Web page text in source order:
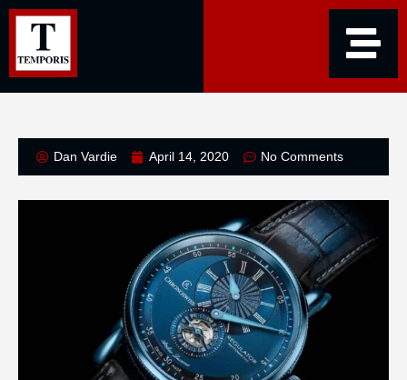
Dan Vardie April 14, 2020 No Comments